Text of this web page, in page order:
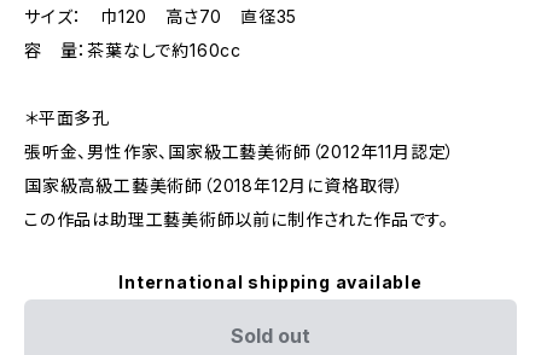
サイズ： 巾120 高さ70 直径35
容 量：茶葉なしで約160cc
＊平面多孔
張听金、男性作家、国家級工藝美術師（2012年11月認定）
国家級高級工藝美術師（2018年12月に資格取得）
この作品は助理工藝美術師以前に制作された作品です。
International shipping available
Sold out